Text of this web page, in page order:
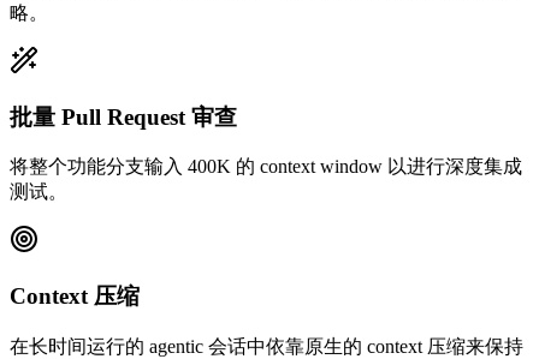
略。
批量 Pull Request 审查
将整个功能分支输入 400K 的 context window 以进行深度集成
测试。
Context 压缩
在长时间运行的 agentic 会话中依靠原生的 context 压缩来保持